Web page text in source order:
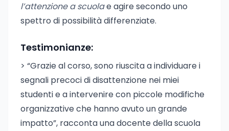
l’attenzione a scuolae agire secondo uno
spettro di possibilità differenziate.
Testimonianze:
> “Grazie al corso, sono riuscita a individuare i
segnali precoci di disattenzione nei miei
studenti e a intervenire con piccole modifiche
organizzative che hanno avuto un grande
impatto”, racconta una docente della scuola